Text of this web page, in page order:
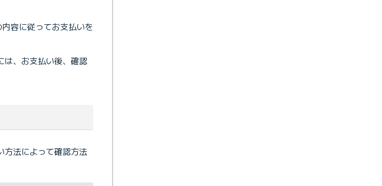
容に従ってお支払いを
は、お支払い後、確認
方法によって確認方法